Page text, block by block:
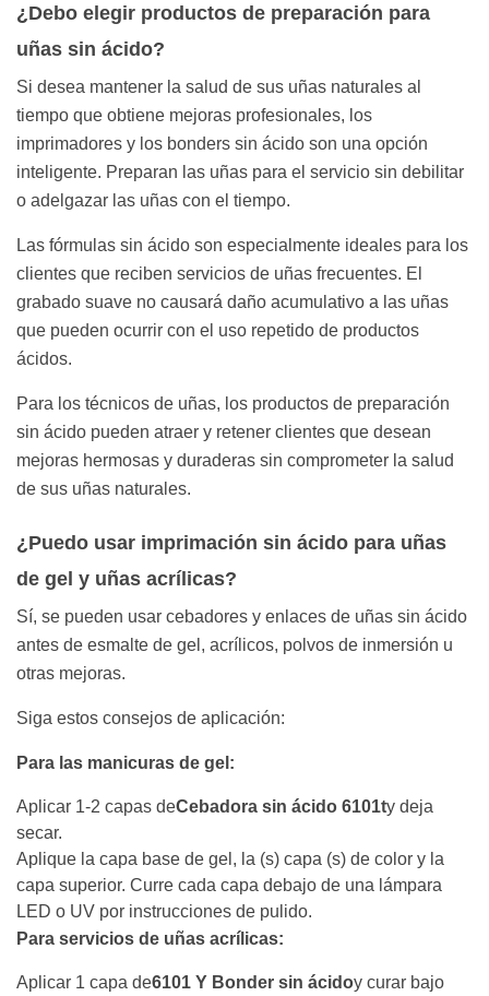
¿Debo elegir productos de preparación para
uñas sin ácido?
Si desea mantener la salud de sus uñas naturales al
tiempo que obtiene mejoras profesionales, los
imprimadores y los bonders sin ácido son una opción
inteligente. Preparan las uñas para el servicio sin debilitar
o adelgazar las uñas con el tiempo.
Las fórmulas sin ácido son especialmente ideales para los
clientes que reciben servicios de uñas frecuentes. El
grabado suave no causará daño acumulativo a las uñas
que pueden ocurrir con el uso repetido de productos
ácidos.
Para los técnicos de uñas, los productos de preparación
sin ácido pueden atraer y retener clientes que desean
mejoras hermosas y duraderas sin comprometer la salud
de sus uñas naturales.
¿Puedo usar imprimación sin ácido para uñas
de gel y uñas acrílicas?
Sí, se pueden usar cebadores y enlaces de uñas sin ácido
antes de esmalte de gel, acrílicos, polvos de inmersión u
otras mejoras.
Siga estos consejos de aplicación:
Para las manicuras de gel:
Aplicar 1-2 capas deCebadora sin ácido 6101ty deja
secar.
Aplique la capa base de gel, la (s) capa (s) de color y la
capa superior. Curre cada capa debajo de una lámpara
LED o UV por instrucciones de pulido.
Para servicios de uñas acrílicas:
Aplicar 1 capa de6101 Y Bonder sin ácidoy curar bajo